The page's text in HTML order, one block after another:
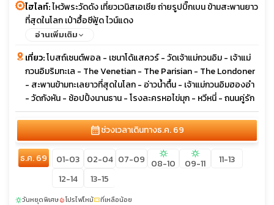
ไฮไลท์:ไหว้พระวัดดัง เที่ยวเวนิสเอเชีย ถ่ายรูปบิ๊กเบน ข้ามสะพานยาว
ที่สุดในโลก เป๋าฮื้อซีฟู้ด ไวน์แดง
อ่านเพิ่มเติม
เที่ยว:โบสถ์เซนต์พอล - เซนาโด้แสควร์ - วัดเจ้าแม่กวนอิม - เจ้าแม่
กวนอิมริมทะเล - The Venetian - The Parisian - The Londoner
- สะพานข้ามทะเลยาวที่สุดในโลก - อ่าวน้ำตื้น - เจ้าแม่กวนอิมฮองอำ
- วัดกังหัน - ช้อปปิ้งนานธาน - โรงละครหอไข่มุก - หวีหนี่ - ถนนคู่รัก
calendar_monthช่วงเวลาเดินทางธ.ค. 69
ธ.ค. 69 01-03 02-04 07-09 sunny
08-10
sunny
09-11
11-13
12-14
13-15
sunnyวันหยุดพิเศษlocal_fire_departmentโปรไฟไหม้confirmation_numberที่เหลือน้อย